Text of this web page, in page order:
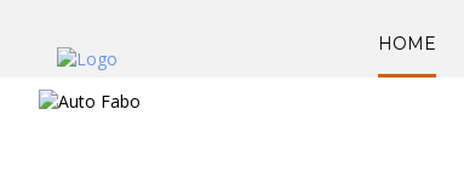
HOME